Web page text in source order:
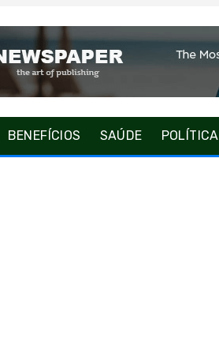
BENEFÍCIOS SAÚDE POLÍTICA